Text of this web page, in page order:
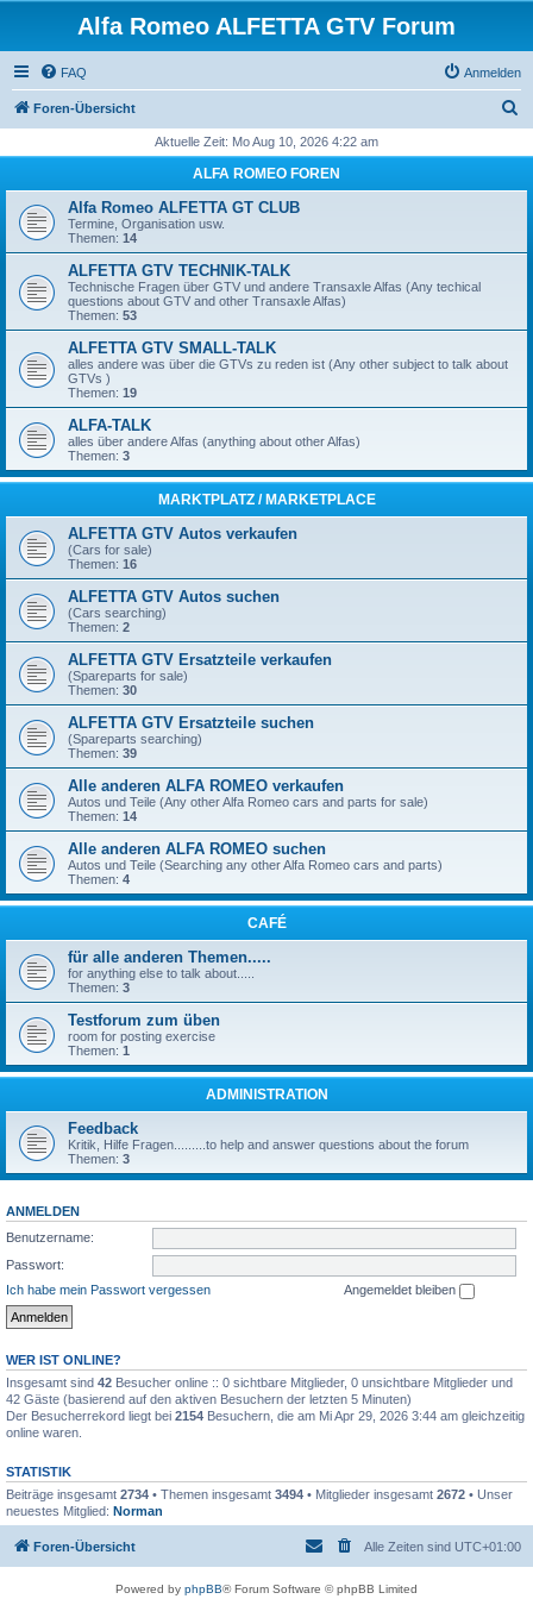
Alfa Romeo ALFETTA GTV Forum
FAQ Anmelden
Foren-Übersicht
h
Aktuelle Zeit: Mo Aug 10, 2026 4:22 am
ALFA ROMEO FOREN
Alfa Romeo ALFETTA GT CLUB
Termine, Organisation usw.
Themen: 14
ALFETTA GTV TECHNIK-TALK
Technische Fragen über GTV und andere Transaxle Alfas (Any techical
questions about GTV and other Transaxle Alfas)
Themen: 53
ALFETTA GTV SMALL-TALK
alles andere was über die GTVs zu reden ist (Any other subject to talk about
GTVs )
Themen: 19
ALFA-TALK
alles über andere Alfas (anything about other Alfas)
Themen: 3
MARKTPLATZ / MARKETPLACE
ALFETTA GTV Autos verkaufen
(Cars for sale)
Themen: 16
ALFETTA GTV Autos suchen
(Cars searching)
Themen: 2
ALFETTA GTV Ersatzteile verkaufen
(Spareparts for sale)
Themen: 30
ALFETTA GTV Ersatzteile suchen
(Spareparts searching)
Themen: 39
Alle anderen ALFA ROMEO verkaufen
Autos und Teile (Any other Alfa Romeo cars and parts for sale)
Themen: 14
Alle anderen ALFA ROMEO suchen
Autos und Teile (Searching any other Alfa Romeo cars and parts)
Themen: 4
CAFÉ
für alle anderen Themen.....
for anything else to talk about.....
Themen: 3
Testforum zum üben
room for posting exercise
Themen: 1
ADMINISTRATION
Feedback
Kritik, Hilfe Fragen.........to help and answer questions about the forum
Themen: 3
ANMELDEN
Benutzername:
Passwort:
Ich habe mein Passwort vergessen
Angemeldet bleiben
WER IST ONLINE?
Insgesamt sind 42 Besucher online :: 0 sichtbare Mitglieder, 0 unsichtbare Mitglieder und
42 Gäste (basierend auf den aktiven Besuchern der letzten 5 Minuten)
Der Besucherrekord liegt bei 2154 Besuchern, die am Mi Apr 29, 2026 3:44 am gleichzeitig
online waren.
STATISTIK
Beiträge insgesamt 2734 • Themen insgesamt 3494 • Mitglieder insgesamt 2672 • Unser
neuestes Mitglied: Norman
Foren-Übersicht Alle Zeiten sind UTC+01:00
Powered by phpBB® Forum Software © phpBB Limited